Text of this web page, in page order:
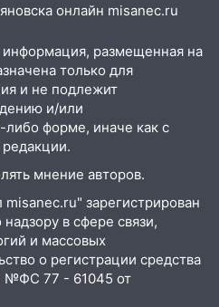
92-летнюю
области
области
на трассе и
дело
на 6 августа в
рок и силовой
пройдет
«Наше время»
в Ульяновске 5
дня: список АЗС
онлайн misanec.ru
размещенная на
только для
и не подлежит
и/или
либо форме, иначе как с
мнение авторов.
зарегистрирован
в сфере связи,
и массовых
о регистрации средства
№ФС 77 - 61045 от